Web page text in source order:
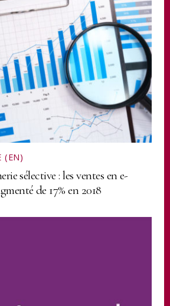
(EN)
sélective : les ventes en e-
de 17% en 2018